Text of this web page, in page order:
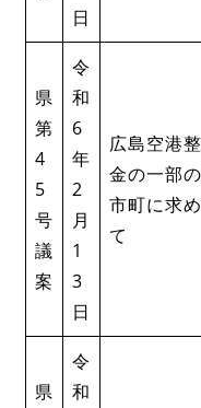
日
県
第
4
5
号
議
案
令
和
6
年
2
月
1
3
日
広島空港
金の一部
市町に求
て
県
令
和